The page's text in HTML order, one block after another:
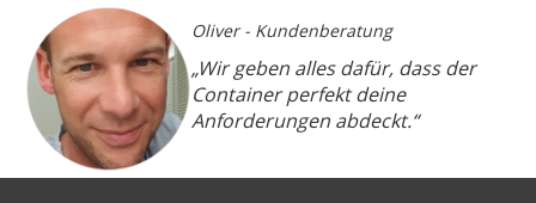
Oliver - Kundenberatung
„Wir geben alles dafür, dass der
Container perfekt deine
Anforderungen abdeckt.“